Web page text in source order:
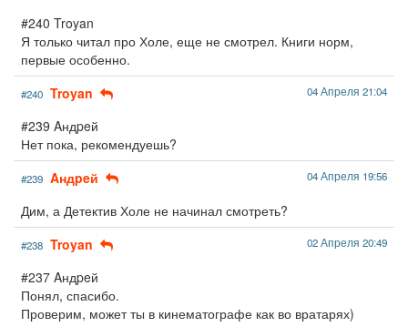
#240 Troyan
Я только читал про Холе, еще не смотрел. Книги норм,
первые особенно.
#240 Troyan 04 Апреля 21:04
#239 Aндpeй
Нет пока, рекомендуешь?
#239 Aндpeй 04 Апреля 19:56
Дим, а Детектив Холе не начинал смотреть?
#238 Troyan 02 Апреля 20:49
#237 Aндpeй
Понял, спасибо.
Проверим, может ты в кинематографе как во вратарях)